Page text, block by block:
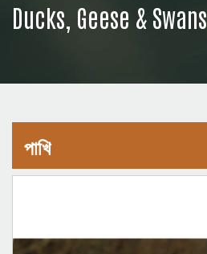
Ducks, Geese & Swans
পাখি